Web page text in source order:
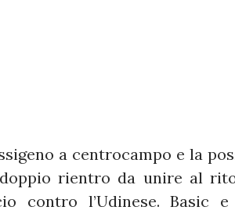
a centrocampo e la
rientro da unire al
contro l’Udinese. Basic e